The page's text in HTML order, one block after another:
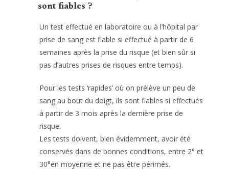
sont fiables ?
Un test effectué en laboratoire ou à l’hôpital par
prise de sang est fiable si effectué à partir de 6
semaines après la prise du risque (et bien sûr si
pas d’autres prises de risques entre temps).
Pour les tests ‘rapides’ où on prélève un peu de
sang au bout du doigt, ils sont fiables si effectués
à partir de 3 mois après la dernière prise de
risque.
Les tests doivent, bien évidemment, avoir été
conservés dans de bonnes conditions, entre 2° et
30°en moyenne et ne pas être périmés.